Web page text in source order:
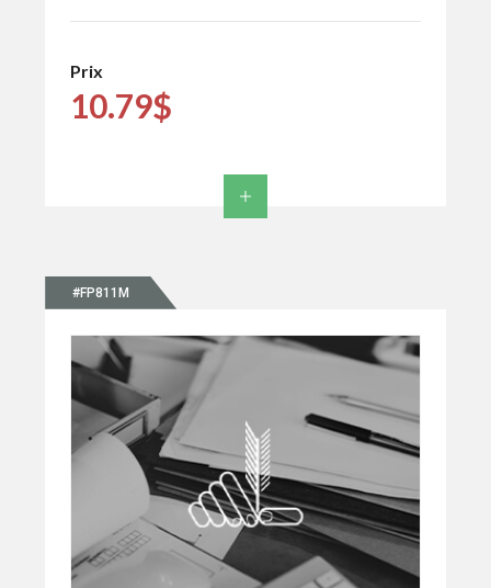
Prix
10.79$
#FP811M